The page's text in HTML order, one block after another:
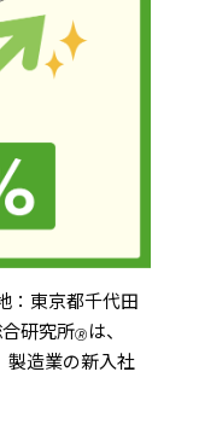
：東京都千代田
研究所🄬 は、
製造業の新入社